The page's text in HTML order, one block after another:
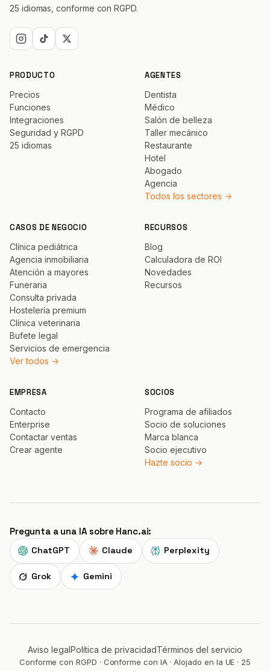
25 idiomas, conforme con RGPD.
PRODUCTO
Precios
Funciones
Integraciones
Seguridad y RGPD
25 idiomas
AGENTES
Dentista
Médico
Salón de belleza
Taller mecánico
Restaurante
Hotel
Abogado
Agencia
Todos los sectores →
CASOS DE NEGOCIO
Clínica pediátrica
Agencia inmobiliaria
Atención a mayores
Funeraria
Consulta privada
Hostelería premium
Clínica veterinaria
Bufete legal
Servicios de emergencia
Ver todos →
RECURSOS
Blog
Calculadora de ROI
Novedades
Recursos
EMPRESA
Contacto
Enterprise
Contactar ventas
Crear agente
SOCIOS
Programa de afiliados
Socio de soluciones
Marca blanca
Socio ejecutivo
Hazte socio →
Pregunta a una IA sobre Hanc.ai:
ChatGPT Claude Perplexity
Grok Gemini
Aviso legalPolítica de privacidadTérminos del servicio
Conforme con RGPD · Conforme con IA · Alojado en la UE · 25